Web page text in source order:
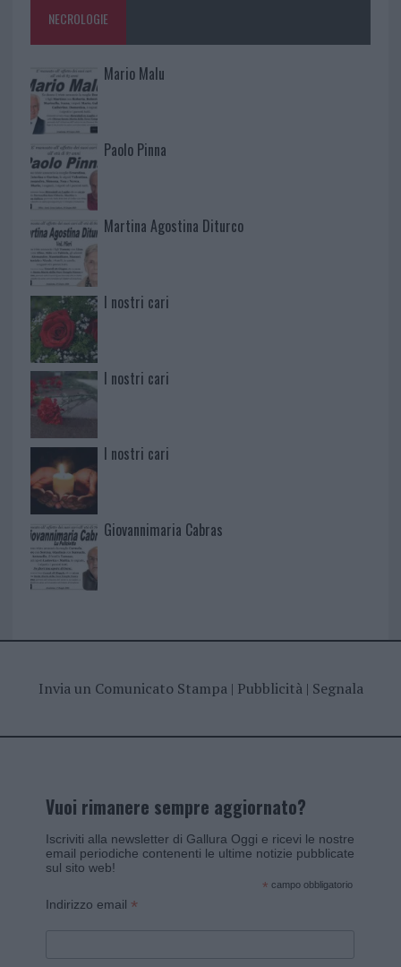
NECROLOGIE
Mario Malu
Paolo Pinna
Martina Agostina Diturco
I nostri cari
I nostri cari
I nostri cari
Giovannimaria Cabras
Invia un Comunicato Stampa| Pubblicità| Segnala
Vuoi rimanere sempre aggiornato?
Iscriviti alla newsletter di Gallura Oggi e ricevi le nostre
email periodiche contenenti le ultime notizie pubblicate
sul sito web!
* campo obbligatorio
Indirizzo email *